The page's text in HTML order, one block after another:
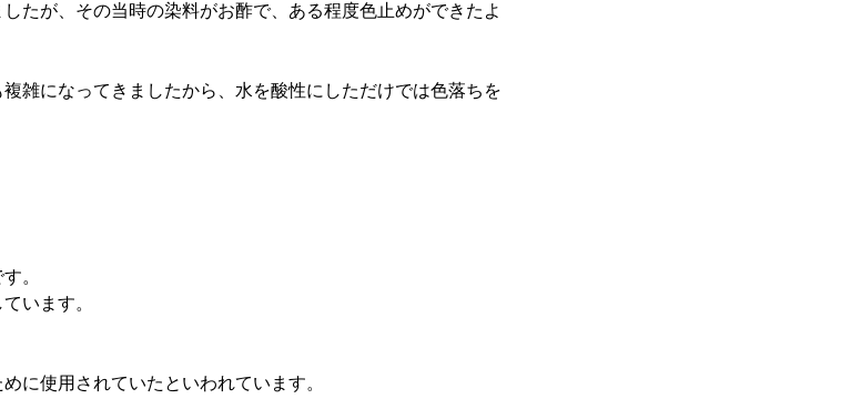
たが、その当時の染料がお酢で、ある程度色止めができたよ
雑になってきましたから、水を酸性にしただけでは色落ちを
。
います。
に使用されていたといわれています。